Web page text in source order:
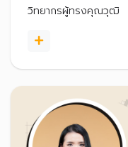
ลงทุนในธุรกิจซื้อมาขายไป
วิทยากรผู้ทรงคุณวุฒิ